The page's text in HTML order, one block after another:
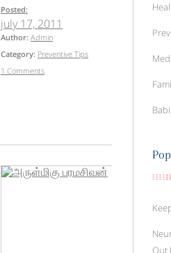
Posted:
july 17, 2011
Author: Admin
Category: Preventive Tips
1 Comments
Out